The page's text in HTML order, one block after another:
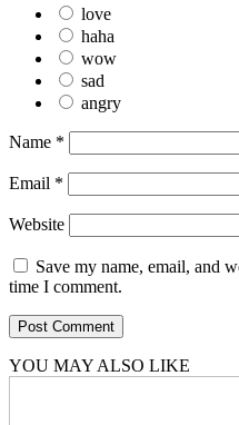
love
haha
wow
sad
angry
Name *
Email *
Website
Save my name, email, and
time I comment.
YOU MAY ALSO LIKE